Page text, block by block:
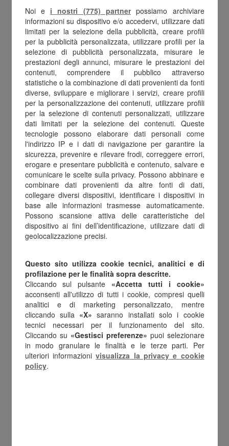
contrattuale in un vantaggio reale per i
dipendenti.
Una risposta pratica è Fringe Benefit Card: il
buono digitale multibrand pensato per erogare
fringe benefit, premi e incentivi in modo rapido
e flessibile.
Perché parlare di fringe benefit
nel 2026
Nel 2026 le aziende possono continuare a
utilizzare i fringe benefit entro soglie fiscali
particolarmente interessanti: fino a 1.000 euro
per la generalità dei lavoratori e fino a 2.000
euro per i dipendenti con figli fiscalmente a
carico.
Se gestiti correttamente, i fringe benefit
aiutano ad aumentare il potere d'acquisto dei
collaboratori senza ricorrere necessariamente
a premi monetari tradizionali.
Per l'azienda, il vantaggio è doppio: riconoscere
ai dipendenti un benefit utile e semplificare la
gestione amministrativa attraverso soluzioni
Noi e i nostri (775) partnerpossiamo archiviare
informazioni su dispositivo e/o accedervi, utilizzare dati
limitati per la selezione della pubblicità, creare profili
per la pubblicità personalizzata, utilizzare profili per la
selezione di pubblicità personalizzata, misurare le
prestazioni degli annunci, misurare le prestazioni dei
contenuti, comprendere il pubblico attraverso
statistiche o la combinazione di dati provenienti da fonti
diverse, sviluppare e migliorare i servizi, creare profili
per la personalizzazione dei contenuti, utilizzare profili
per la selezione di contenuti personalizzati, utilizzare
dati limitati per la selezione dei contenuti. Queste
tecnologie possono elaborare dati personali come
l'indirizzo IP e i dati di navigazione per garantire la
sicurezza, prevenire e rilevare frodi, correggere errori,
erogare e presentare pubblicità e contenuto, salvare e
comunicare le scelte sulla privacy. Possono abbinare e
combinare dati provenienti da altre fonti di dati,
collegare diversi dispositivi, identificare i dispositivi in
base alle informazioni trasmesse automaticamente.
Possono scansione attiva delle caratteristiche del
dispositivo ai fini dell’identificazione, utilizzare dati di
geolocalizzazione precisi.
Questo sito utilizza cookie tecnici, analitici e di
profilazione per le finalità sopra descritte.
Cliccando sul pulsante «Accetta tutti i cookie»
acconsenti all'utilizzo di tutti i cookie, compresi quelli
analitici e di marketing personalizzato, mentre
cliccando sulla «X» saranno installati solo i cookie
tecnici necessari per il funzionamento del sito.
Cliccando su «Gestisci preferenze» puoi selezionare
in modo granulare le finalità e le terze parti. Per
ulteriori informazionivisualizza la privacy e cookie
policy.